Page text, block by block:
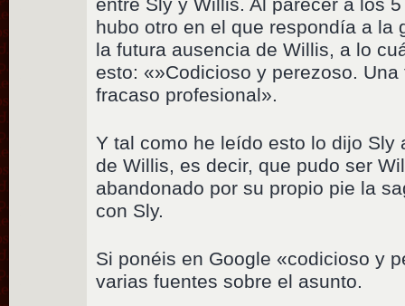
hubo otro en el que respondía a la
la futura ausencia de Willis, a lo
esto: «»Codicioso y perezoso.
fracaso profesional».
Y tal como he leído esto lo dijo Sly
de Willis, es decir, que pudo ser
abandonado por su propio pie la
con Sly.
Si ponéis en Google «codicioso y
varias fuentes sobre el asunto.